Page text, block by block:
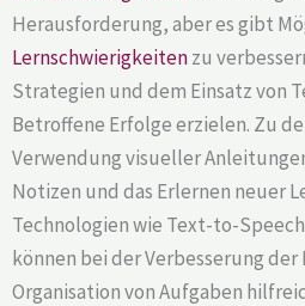
Herausforderung, aber es gibt
Lernschwierigkeitenzu
Strategien und dem Einsatz von
Betroffene Erfolge erzielen. Zu
Verwendung visueller
Notizen und das Erlernen neuer
Technologien wie Text-to-
können bei der Verbesserung
Organisation von Aufgaben